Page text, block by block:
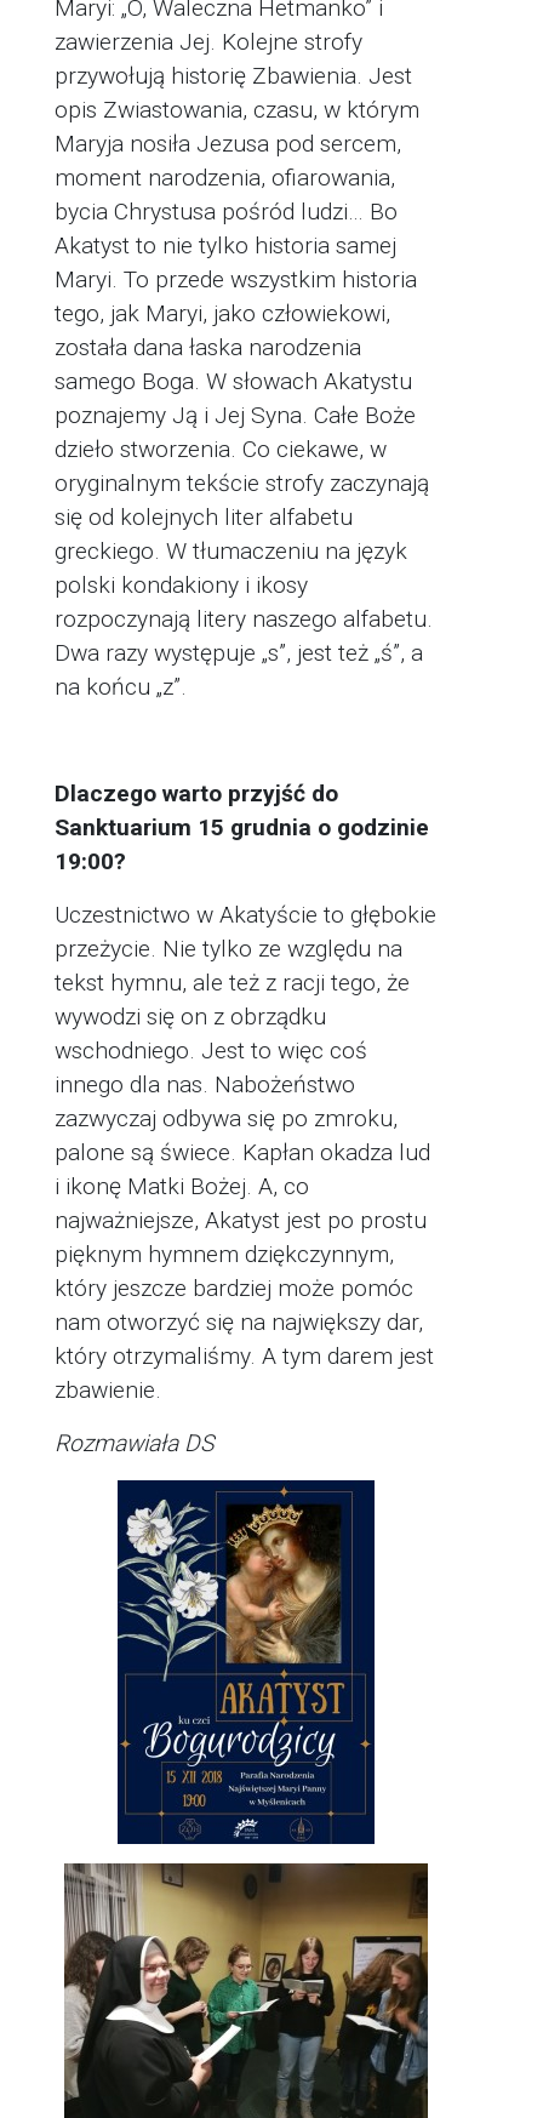
Maryi: „O, Waleczna Hetmanko” i
zawierzenia Jej. Kolejne strofy
przywołują historię Zbawienia. Jest
opis Zwiastowania, czasu, w którym
Maryja nosiła Jezusa pod sercem,
moment narodzenia, ofiarowania,
bycia Chrystusa pośród ludzi… Bo
Akatyst to nie tylko historia samej
Maryi. To przede wszystkim historia
tego, jak Maryi, jako człowiekowi,
została dana łaska narodzenia
samego Boga. W słowach Akatystu
poznajemy Ją i Jej Syna. Całe Boże
dzieło stworzenia. Co ciekawe, w
oryginalnym tekście strofy zaczynają
się od kolejnych liter alfabetu
greckiego. W tłumaczeniu na język
polski kondakiony i ikosy
rozpoczynają litery naszego alfabetu.
Dwa razy występuje „s”, jest też „ś”, a
na końcu „z”.
Dlaczego warto przyjść do
Sanktuarium 15 grudnia o godzinie
19:00?
Uczestnictwo w Akatyście to głębokie
przeżycie. Nie tylko ze względu na
tekst hymnu, ale też z racji tego, że
wywodzi się on z obrządku
wschodniego. Jest to więc coś
innego dla nas. Nabożeństwo
zazwyczaj odbywa się po zmroku,
palone są świece. Kapłan okadza lud
i ikonę Matki Bożej. A, co
najważniejsze, Akatyst jest po prostu
pięknym hymnem dziękczynnym,
który jeszcze bardziej może pomóc
nam otworzyć się na największy dar,
który otrzymaliśmy. A tym darem jest
zbawienie.
Rozmawiała DS